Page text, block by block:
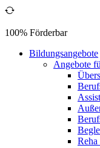
100% Förderbar
Bildungsangebote
Angebote